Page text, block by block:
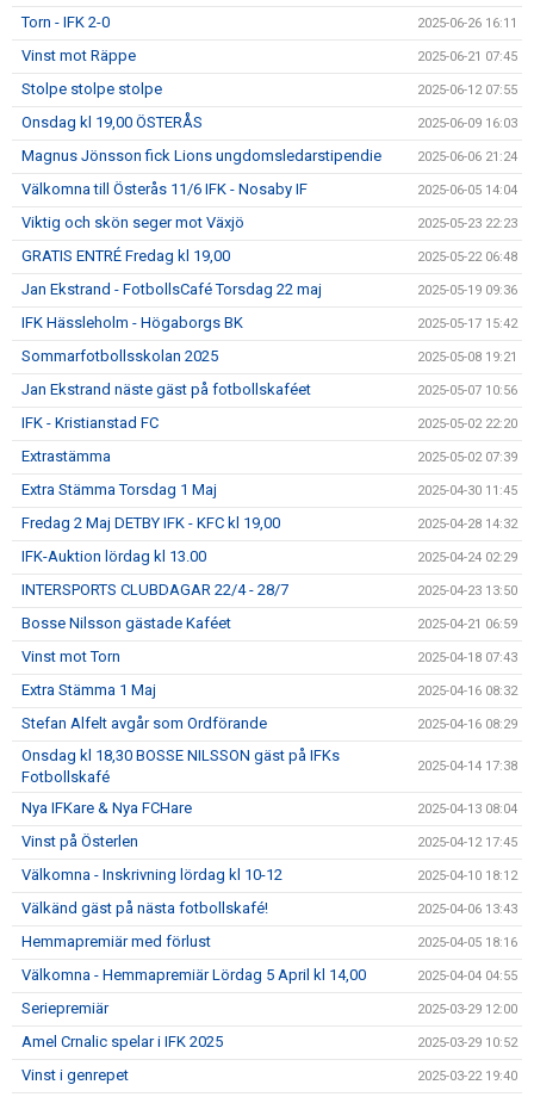
Torn - IFK 2-0 2025-06-26 16:11
Vinst mot Räppe 2025-06-21 07:45
Stolpe stolpe stolpe 2025-06-12 07:55
Onsdag kl 19,00 ÖSTERÅS 2025-06-09 16:03
Magnus Jönsson fick Lions ungdomsledarstipendie 2025-06-06 21:24
Välkomna till Österås 11/6 IFK - Nosaby IF 2025-06-05 14:04
Viktig och skön seger mot Växjö 2025-05-23 22:23
GRATIS ENTRÉ Fredag kl 19,00 2025-05-22 06:48
Jan Ekstrand - FotbollsCafé Torsdag 22 maj 2025-05-19 09:36
IFK Hässleholm - Högaborgs BK 2025-05-17 15:42
Sommarfotbollsskolan 2025 2025-05-08 19:21
Jan Ekstrand näste gäst på fotbollskaféet 2025-05-07 10:56
IFK - Kristianstad FC 2025-05-02 22:20
Extrastämma 2025-05-02 07:39
Extra Stämma Torsdag 1 Maj 2025-04-30 11:45
Fredag 2 Maj DETBY IFK - KFC kl 19,00 2025-04-28 14:32
IFK-Auktion lördag kl 13.00 2025-04-24 02:29
INTERSPORTS CLUBDAGAR 22/4 - 28/7 2025-04-23 13:50
Bosse Nilsson gästade Kaféet 2025-04-21 06:59
Vinst mot Torn 2025-04-18 07:43
Extra Stämma 1 Maj 2025-04-16 08:32
Stefan Alfelt avgår som Ordförande 2025-04-16 08:29
Onsdag kl 18,30 BOSSE NILSSON gäst på IFKs
Fotbollskafé
2025-04-14 17:38
Nya IFKare & Nya FCHare 2025-04-13 08:04
Vinst på Österlen 2025-04-12 17:45
Välkomna - Inskrivning lördag kl 10-12 2025-04-10 18:12
Välkänd gäst på nästa fotbollskafé! 2025-04-06 13:43
Hemmapremiär med förlust 2025-04-05 18:16
Välkomna - Hemmapremiär Lördag 5 April kl 14,00 2025-04-04 04:55
Seriepremiär 2025-03-29 12:00
Amel Crnalic spelar i IFK 2025 2025-03-29 10:52
Vinst i genrepet 2025-03-22 19:40